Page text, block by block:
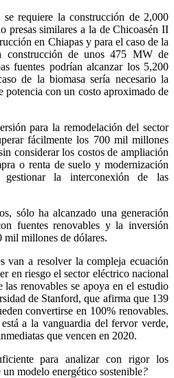
requiere la construcción de 2,000
presas similares a la de Chicoasén II
en Chiapas y para el caso de la
construcción de unos 475 MW de
fuentes podrían alcanzar los 5,200
de la biomasa sería necesario la
con un costo aproximado de
para la remodelación del sector
fácilmente los 700 mil millones
considerar los costos de ampliación
o renta de suelo y modernización
la interconexión de las
sólo ha alcanzado una generación
fuentes renovables y la inversión
mil millones de dólares.
van a resolver la compleja ecuación
en riesgo el sector eléctrico nacional
renovables se apoya en el estudio
de Stanford, que afirma que 139
convertirse en 100% renovables.
a la vanguardia del fervor verde,
que vencen en 2020.
para analizar con rigor los
modelo energético sostenible?